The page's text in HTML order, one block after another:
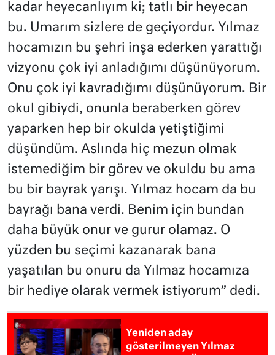
kadar heyecanlıyım ki; tatlı bir heyecan
bu. Umarım sizlere de geçiyordur. Yılmaz
hocamızın bu şehri inşa ederken yarattığı
vizyonu çok iyi anladığımı düşünüyorum.
Onu çok iyi kavradığımı düşünüyorum. Bir
okul gibiydi, onunla beraberken görev
yaparken hep bir okulda yetiştiğimi
düşündüm. Aslında hiç mezun olmak
istemediğim bir görev ve okuldu bu ama
bu bir bayrak yarışı. Yılmaz hocam da bu
bayrağı bana verdi. Benim için bundan
daha büyük onur ve gurur olamaz. O
yüzden bu seçimi kazanarak bana
yaşatılan bu onuru da Yılmaz hocamıza
bir hediye olarak vermek istiyorum” dedi.
Yeniden aday
gösterilmeyen Yılmaz